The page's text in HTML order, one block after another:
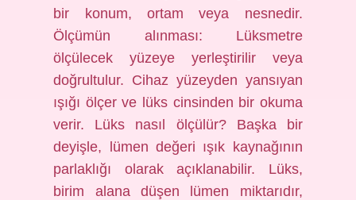
bir konum, ortam veya nesnedir.
Ölçümün alınması: Lüksmetre
ölçülecek yüzeye yerleştirilir veya
doğrultulur. Cihaz yüzeyden yansıyan
ışığı ölçer ve lüks cinsinden bir okuma
verir. Lüks nasıl ölçülür? Başka bir
deyişle, lümen değeri ışık kaynağının
parlaklığı olarak açıklanabilir. Lüks,
birim alana düşen lümen miktarıdır,